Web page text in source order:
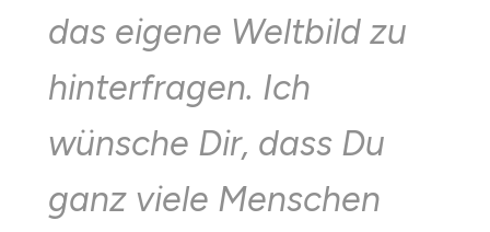
das eigene Weltbild zu
hinterfragen. Ich
wünsche Dir, dass Du
ganz viele Menschen